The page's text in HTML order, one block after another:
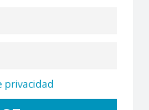
privacidad